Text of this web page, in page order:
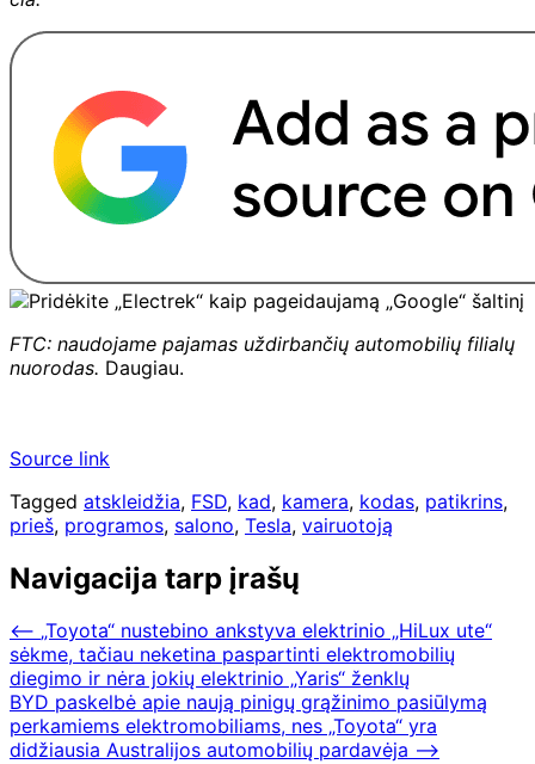
FTC: naudojame pajamas uždirbančių automobilių filialų
nuorodas. Daugiau.
Source link
Tagged atskleidžia, FSD, kad, kamera, kodas, patikrins,
prieš, programos, salono, Tesla, vairuotoją
Navigacija tarp įrašų
⟵ „Toyota“ nustebino ankstyva elektrinio „HiLux ute“
sėkme, tačiau neketina paspartinti elektromobilių
diegimo ir nėra jokių elektrinio „Yaris“ ženklų
BYD paskelbė apie naują pinigų grąžinimo pasiūlymą
perkamiems elektromobiliams, nes „Toyota“ yra
didžiausia Australijos automobilių pardavėja ⟶